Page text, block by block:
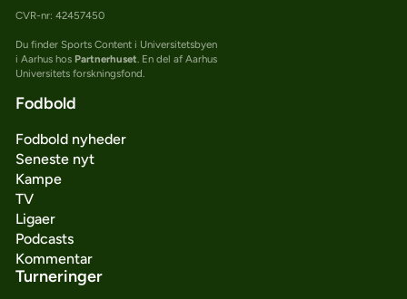
CVR-nr: 42457450
Du finder Sports Content i Universitetsbyen
i Aarhus hos Partnerhuset. En del af Aarhus
Universitets forskningsfond.
Fodbold
Fodbold nyheder
Seneste nyt
Kampe
TV
Ligaer
Podcasts
Kommentar
Turneringer